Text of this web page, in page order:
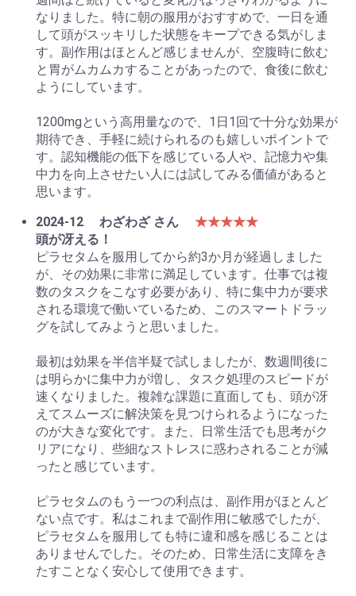
なりました。特に朝の服用がおすすめで、一日を通
して頭がスッキリした状態をキープできる気がしま
す。副作用はほとんど感じませんが、空腹時に飲む
と胃がムカムカすることがあったので、食後に飲む
ようにしています。
1200mgという高用量なので、1日1回で十分な効果が
期待でき、手軽に続けられるのも嬉しいポイントで
す。認知機能の低下を感じている人や、記憶力や集
中力を向上させたい人には試してみる価値があると
思います。
2024-12
わざわざ さん
★★★★★
頭が冴える！
ピラセタムを服用してから約3か月が経過しました
が、その効果に非常に満足しています。仕事では複
数のタスクをこなす必要があり、特に集中力が要求
される環境で働いているため、このスマートドラッ
グを試してみようと思いました。
最初は効果を半信半疑で試しましたが、数週間後に
は明らかに集中力が増し、タスク処理のスピードが
速くなりました。複雑な課題に直面しても、頭が冴
えてスムーズに解決策を見つけられるようになった
のが大きな変化です。また、日常生活でも思考がク
リアになり、些細なストレスに惑わされることが減
ったと感じています。
ピラセタムのもう一つの利点は、副作用がほとんど
ない点です。私はこれまで副作用に敏感でしたが、
ピラセタムを服用しても特に違和感を感じることは
ありませんでした。そのため、日常生活に支障をき
たすことなく安心して使用できます。